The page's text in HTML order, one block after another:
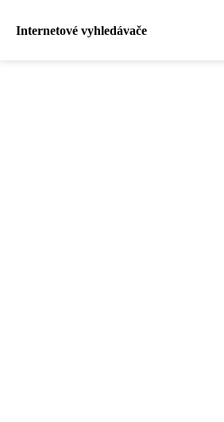
Internetové vyhledávače